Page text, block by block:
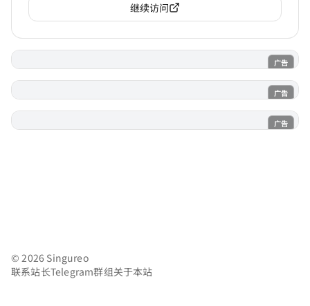
继续访问
广告
电子魅魔
广告
魔法喵
广告
© 2026 Singureo
联系站长Telegram群组关于本站